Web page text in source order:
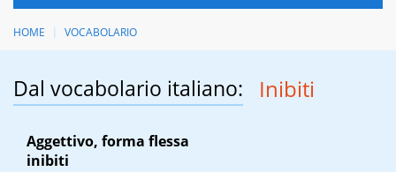
HOME VOCABOLARIO
Dal vocabolario italiano: Inibiti
Aggettivo, forma flessa
inibiti